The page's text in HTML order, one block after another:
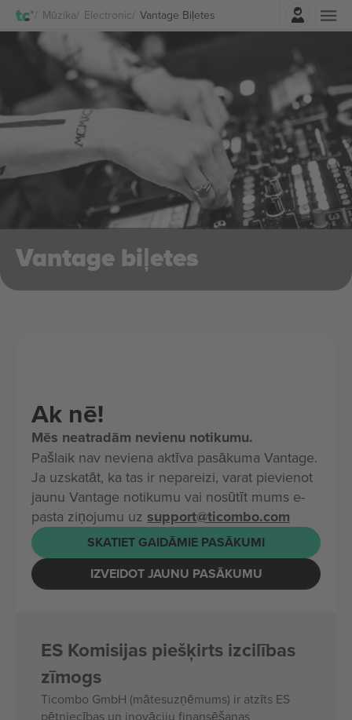
Mūzika Electronic Vantage BiļetesPierakstīties
Vantage biļetes
Ak nē!
Mēs neatradām nevienu notikumu.
Pašlaik nav neviena aktīva pasākuma Vantage.
Ja uzskatāt, ka tas ir nepareizi, varat pievienot
jaunu Vantage notikumu vai nosūtīt mums e-
pasta ziņojumu uz support@ticombo.com
SKATIET GAIDĀMIE PASĀKUMI
IZVEIDOT JAUNU PASĀKUMU
ES Komisijas piešķirts izcilības
zīmogs
Ticombo GmbH (mātesuzņēmums) ir atzīts ES
pētniecības un inovāciju finansēšanas